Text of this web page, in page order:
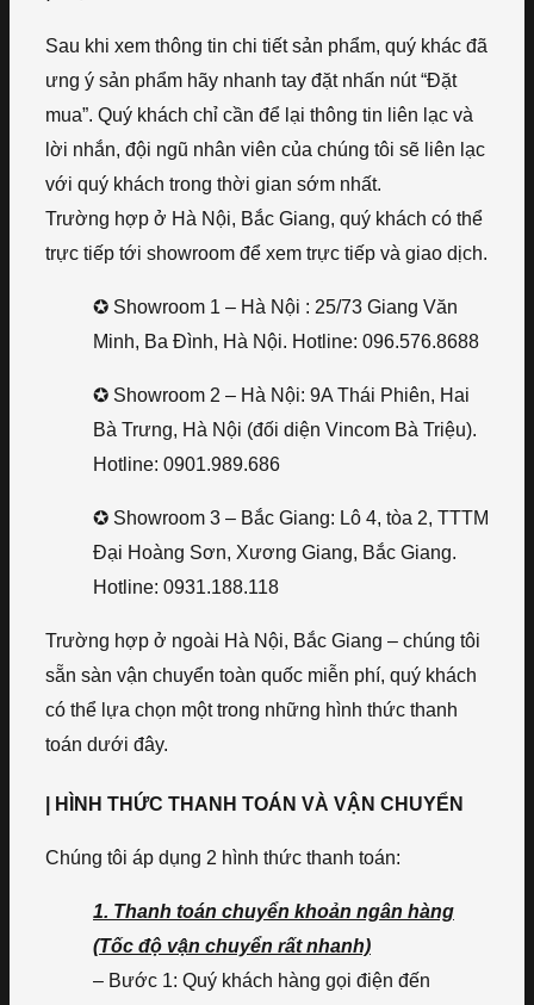
Sau khi xem thông tin chi tiết sản phẩm, quý khác đã
ưng ý sản phẩm hãy nhanh tay đặt nhấn nút “Đặt
mua”. Quý khách chỉ cần để lại thông tin liên lạc và
lời nhắn, đội ngũ nhân viên của chúng tôi sẽ liên lạc
với quý khách trong thời gian sớm nhất.
Trường hợp ở Hà Nội, Bắc Giang, quý khách có thể
trực tiếp tới showroom để xem trực tiếp và giao dịch.
✪ Showroom 1 – Hà Nội : 25/73 Giang Văn
Minh, Ba Đình, Hà Nội. Hotline: 096.576.8688
✪ Showroom 2 – Hà Nội: 9A Thái Phiên, Hai
Bà Trưng, Hà Nội (đối diện Vincom Bà Triệu).
Hotline: 0901.989.686
✪ Showroom 3 – Bắc Giang: Lô 4, tòa 2, TTTM
Đại Hoàng Sơn, Xương Giang, Bắc Giang.
Hotline: 0931.188.118
Trường hợp ở ngoài Hà Nội, Bắc Giang – chúng tôi
sẵn sàn vận chuyển toàn quốc miễn phí, quý khách
có thể lựa chọn một trong những hình thức thanh
toán dưới đây.
| HÌNH THỨC THANH TOÁN VÀ VẬN CHUYỂN
Chúng tôi áp dụng 2 hình thức thanh toán:
1. Thanh toán chuyển khoản ngân hàng
(Tốc độ vận chuyển rất nhanh)
– Bước 1: Quý khách hàng gọi điện đến